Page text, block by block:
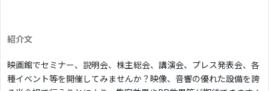
紹介文
映画館でセミナー、説明会、株主総会、講演会、プレス発表会、各
種イベント等を開催してみませんか？映像、音響の優れた設備を誇